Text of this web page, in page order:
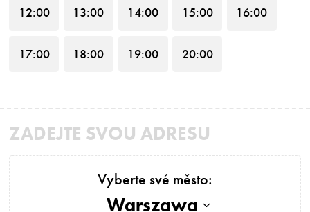
12:00 13:00 14:00 15:00 16:00
17:00 18:00 19:00 20:00
ZADEJTE SVOU ADRESU
Vyberte své město:
Warszawa